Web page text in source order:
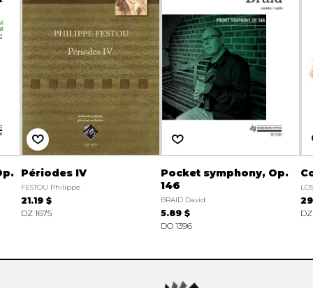
Périodes IV
FESTOU Philippe
21.19 $
DZ 1675
Pocket symphony, Op.
146
BRAID David
5.89 $
DO 1396